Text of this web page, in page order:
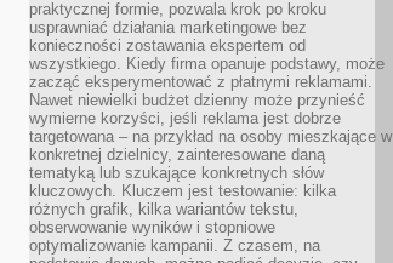
praktycznej formie, pozwala krok po kroku
usprawniać działania marketingowe bez
konieczności zostawania ekspertem od
wszystkiego. Kiedy firma opanuje podstawy, może
zacząć eksperymentować z płatnymi reklamami.
Nawet niewielki budżet dzienny może przynieść
wymierne korzyści, jeśli reklama jest dobrze
targetowana – na przykład na osoby mieszkające w
konkretnej dzielnicy, zainteresowane daną
tematyką lub szukające konkretnych słów
kluczowych. Kluczem jest testowanie: kilka
różnych grafik, kilka wariantów tekstu,
obserwowanie wyników i stopniowe
optymalizowanie kampanii. Z czasem, na